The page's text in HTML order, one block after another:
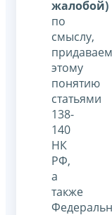
жалобой)
по
смыслу,
этому
понятию
статьями
138-
140
НК
РФ,
а
также